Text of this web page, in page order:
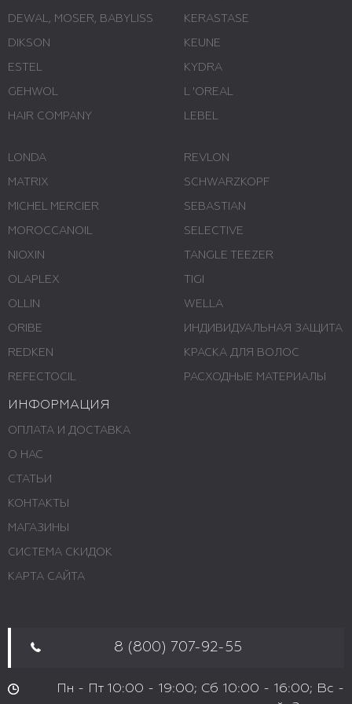
DEWAL, MOSER, BABYLISS
DIKSON
ESTEL
GEHWOL
HAIR COMPANY
KERASTASE
KEUNE
KYDRA
L 'ОREAL
LEBEL
LONDA
MATRIX
MICHEL MERCIER
MOROCCANOIL
NIOXIN
OLAPLEX
OLLIN
ORIBE
REDKEN
REFECTOCIL
REVLON
SCHWARZKOPF
SEBASTIAN
SELECTIVE
TANGLE TEEZER
TIGI
WELLA
ИНДИВИДУАЛЬНАЯ ЗАЩИТА
КРАСКА ДЛЯ ВОЛОС
РАСХОДНЫЕ МАТЕРИАЛЫ
ИНФОРМАЦИЯ
ОПЛАТА И ДОСТАВКА
О НАС
СТАТЬИ
КОНТАКТЫ
МАГАЗИНЫ
СИСТЕМА СКИДОК
КАРТА САЙТА
8 (800) 707-92-55
Пн - Пт 10:00 - 19:00; Сб 10:00 - 16:00; Вс -